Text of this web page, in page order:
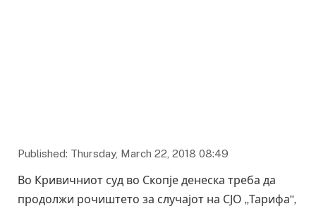
Published: Thursday, March 22, 2018 08:49
Во Кривичниот суд во Скопје денеска треба да
продолжи рочиштето за случајот на СЈО „Тарифа“,